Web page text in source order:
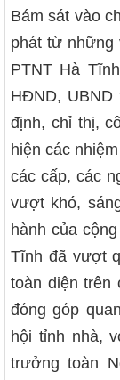
Bám sát vào
phát từ những
PTNT Hà
HĐND, UBND
định, chỉ thị,
hiện các
các cấp, các
vượt khó,
hành của
Tĩnh đã vượt
toàn diện trên
đóng góp
hội tỉnh nhà,
trưởng toàn